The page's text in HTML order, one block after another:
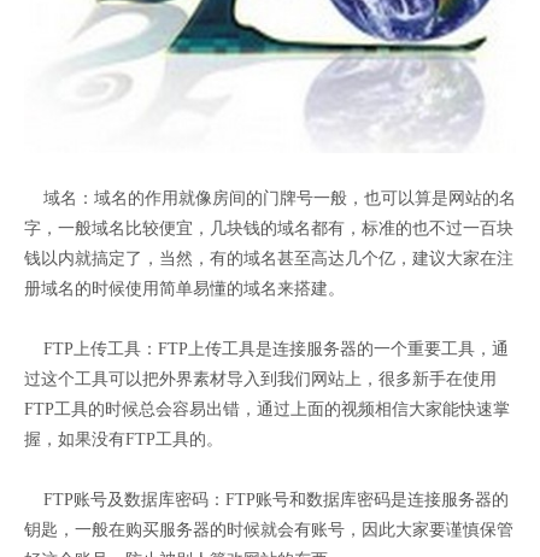
域名：域名的作用就像房间的门牌号一般，也可以算是网站的名
字，一般域名比较便宜，几块钱的域名都有，标准的也不过一百块
钱以内就搞定了，当然，有的域名甚至高达几个亿，建议大家在注
册域名的时候使用简单易懂的域名来搭建。
FTP上传工具：FTP上传工具是连接服务器的一个重要工具，通
过这个工具可以把外界素材导入到我们网站上，很多新手在使用
FTP工具的时候总会容易出错，通过上面的视频相信大家能快速掌
握，如果没有FTP工具的。
FTP账号及数据库密码：FTP账号和数据库密码是连接服务器的
钥匙，一般在购买服务器的时候就会有账号，因此大家要谨慎保管